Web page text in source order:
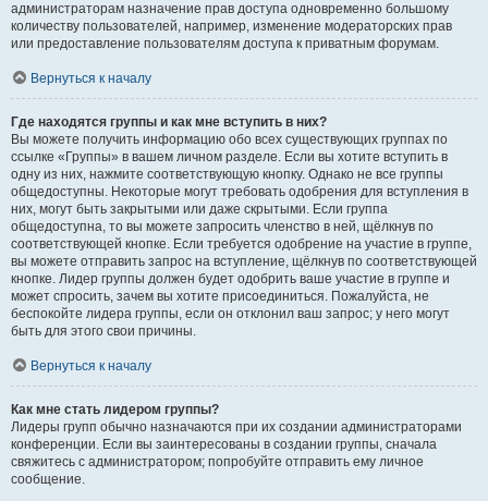
администраторам назначение прав доступа одновременно большому
количеству пользователей, например, изменение модераторских прав
или предоставление пользователям доступа к приватным форумам.
Вернуться к началу
Где находятся группы и как мне вступить в них?
Вы можете получить информацию обо всех существующих группах по
ссылке «Группы» в вашем личном разделе. Если вы хотите вступить в
одну из них, нажмите соответствующую кнопку. Однако не все группы
общедоступны. Некоторые могут требовать одобрения для вступления в
них, могут быть закрытыми или даже скрытыми. Если группа
общедоступна, то вы можете запросить членство в ней, щёлкнув по
соответствующей кнопке. Если требуется одобрение на участие в группе,
вы можете отправить запрос на вступление, щёлкнув по соответствующей
кнопке. Лидер группы должен будет одобрить ваше участие в группе и
может спросить, зачем вы хотите присоединиться. Пожалуйста, не
беспокойте лидера группы, если он отклонил ваш запрос; у него могут
быть для этого свои причины.
Вернуться к началу
Как мне стать лидером группы?
Лидеры групп обычно назначаются при их создании администраторами
конференции. Если вы заинтересованы в создании группы, сначала
свяжитесь с администратором; попробуйте отправить ему личное
сообщение.